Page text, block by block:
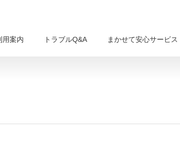
用案内 トラブルQ&A まかせて安心サービス